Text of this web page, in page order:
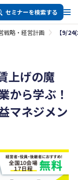
セミナーを検索する
戦略・経営計画 【9/
上げの魔
から学ぶ！
マネジメン